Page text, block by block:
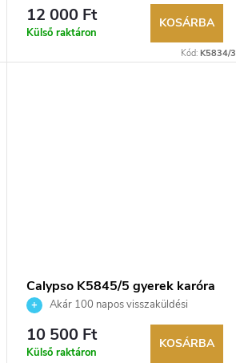
12 000 Ft
Külső raktáron
KOSÁRBA
Kód: K5834/3
Calypso K5845/5 gyerek karóra
Akár 100 napos visszaküldési
lehetőség. Hivatalos márkakereskedő.
10 500 Ft
Külső raktáron
KOSÁRBA